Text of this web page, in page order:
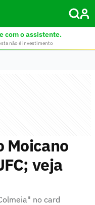
com o assistente.
não é investimento
Moicano
veja
no card